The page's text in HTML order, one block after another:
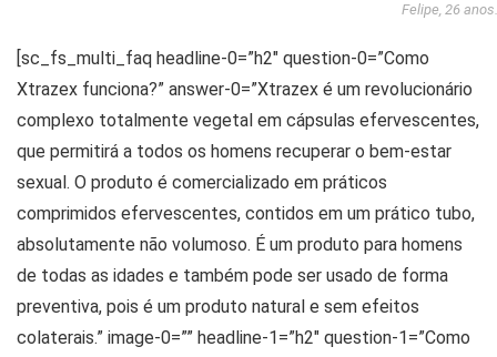
Felipe, 26 anos.
[sc_fs_multi_faq headline-0=”h2″ question-0=”Como
Xtrazex funciona?” answer-0=”Xtrazex é um revolucionário
complexo totalmente vegetal em cápsulas efervescentes,
que permitirá a todos os homens recuperar o bem-estar
sexual. O produto é comercializado em práticos
comprimidos efervescentes, contidos em um prático tubo,
absolutamente não volumoso. É um produto para homens
de todas as idades e também pode ser usado de forma
preventiva, pois é um produto natural e sem efeitos
colaterais.” image-0=”” headline-1=”h2″ question-1=”Como